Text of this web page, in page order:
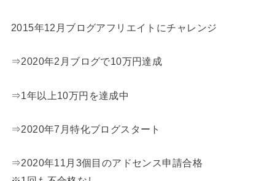
2015年12月ブログアフリエイトにチャレンジ
⇒2020年2月ブログで10万円達成
⇒1年以上10万円を達成中
⇒2020年7月特化ブログスタート
⇒2020年11月3個目のアドセンス申請合格